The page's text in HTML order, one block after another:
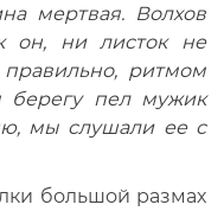
мертвая. Волхов
он, ни листок не
ритмом
берегу пел мужик
мы слушали ее с
большой размах